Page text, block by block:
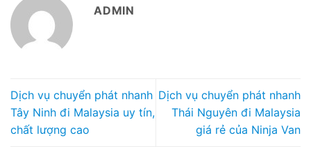
ADMIN
Dịch vụ chuyển phát nhanh
Tây Ninh đi Malaysia uy tín,
chất lượng cao
Dịch vụ chuyển phát nhanh
Thái Nguyên đi Malaysia
giá rẻ của Ninja Van